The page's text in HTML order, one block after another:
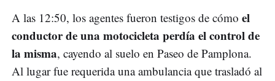
A las 12:50, los agentes fueron testigos de cómo el
conductor de una motocicleta perdía el control de
la misma, cayendo al suelo en Paseo de Pamplona.
Al lugar fue requerida una ambulancia que trasladó al